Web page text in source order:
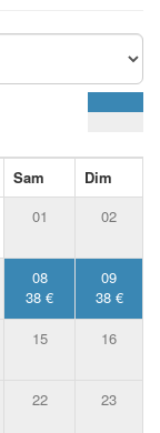
Sam
Dim
01 02
08
38 €
09
38 €
15 16
22 23